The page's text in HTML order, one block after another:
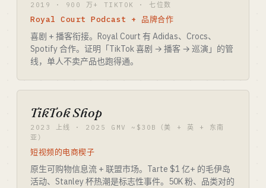
2019 · 900 万+ TIKTOK · 七位数
Royal Court Podcast + 品牌合作
喜剧 + 播客衔接。Royal Court 有 Adidas、Crocs、
Spotify 合作。证明「TikTok 喜剧 → 播客 → 巡演」的管
线，单人不卖产品也跑得通。
TikTok Shop
2023 上线 · 2025 GMV ~$30B（美 + 英 + 东南
亚）
短视频的电商楔子
原生可购物信息流 + 联盟市场。Tarte $1 亿+ 的毛伊岛
活动、Stanley 杯热潮是标志性事件。50K 粉、品类对的